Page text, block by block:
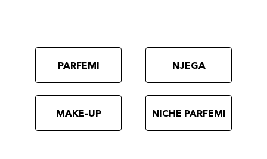
PARFEMI NJEGA
MAKE-UP NICHE PARFEMI